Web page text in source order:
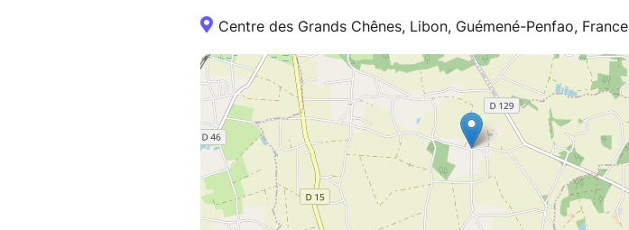
Centre des Grands Chênes, Libon, Guémené-Penfao, France